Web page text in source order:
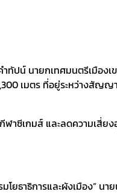
ทัปน์ นายกเทศมนตรีเมือง
เมตร ที่อยู่ระหว่างสัญ
ฬาซีเกมส์ และลดความเสี่
ยธาธิการและผังเมือง” นา